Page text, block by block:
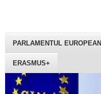
PARLAMENTUL EUROPEAN
ERASMUS+